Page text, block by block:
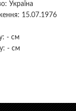
Україна
15.07.1976
- см
- см